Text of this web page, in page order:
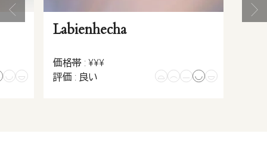
Labienhecha
価格帯 : ¥¥¥
評価 : 良い